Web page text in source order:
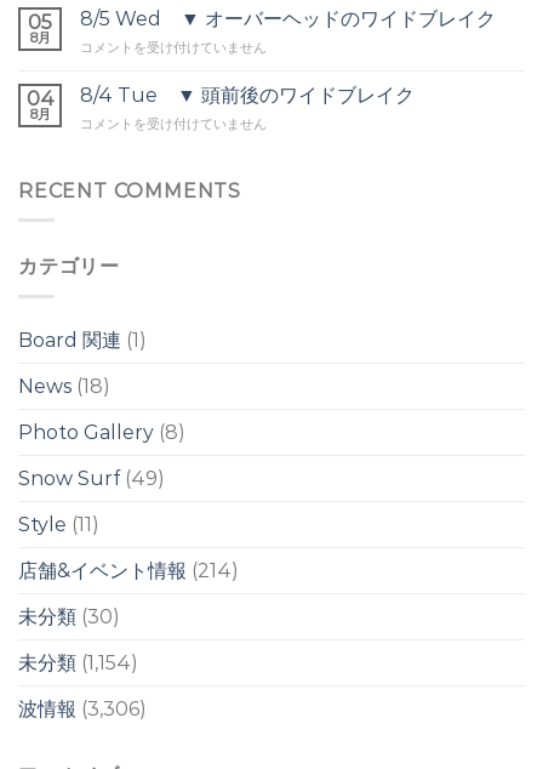
ー
バ
ヘ
ッ
ド
オ
バ
ヘ
ッ
▼
頭
前
の
ネ
05
8月
8/5 Wed ▼ オーバーヘッドのワイドブレイク
8/5
▼
オ
ー
ヘ
ワ
ブ
レ
イ
ク
コメントを受け付けていません
04
8月
8/4 Tue ▼ 頭前後のワイドブレイク
8/4
頭
ワ
ブ
レ
ク
コメントを受け付けていません
RECENT COMMENTS
カテゴリー
Board 関連 (1)
News (18)
Photo Gallery (8)
Snow Surf(49)
Style (11)
店舗&イベント情報 (214)
未分類 (30)
未分類 (1,154)
波情報 (3,306)